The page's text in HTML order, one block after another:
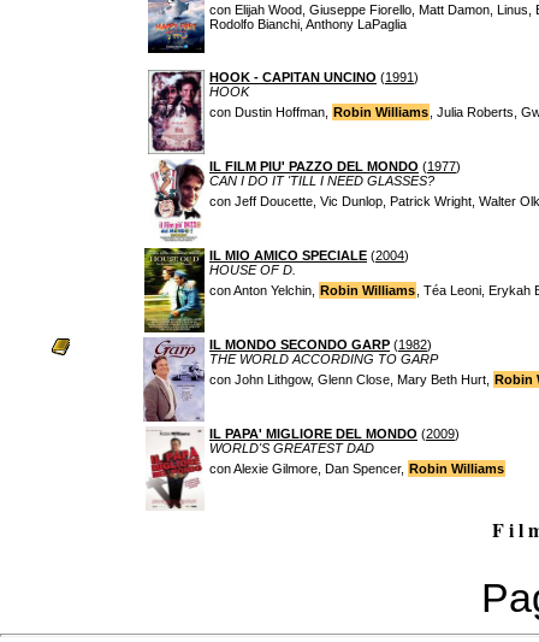
con Elijah Wood, Giuseppe Fiorello, Matt Damon,
Rodolfo Bianchi, Anthony LaPaglia
HOOK - CAPITAN UNCINO (1991)
HOOK
con Dustin Hoffman, Robin Williams , Julia Roberts,
IL FILM PIU' PAZZO DEL MONDO (1977)
CAN I DO IT 'TILL I NEED GLASSES?
con Jeff Doucette, Vic Dunlop, Patrick Wright, Walter
IL MIO AMICO SPECIALE (2004)
HOUSE OF D.
con Anton Yelchin, Robin Williams , Téa Leoni, Erykah
IL MONDO SECONDO GARP (1982)
THE WORLD ACCORDING TO GARP
con John Lithgow, Glenn Close, Mary Beth Hurt, Robin
IL PAPA' MIGLIORE DEL MONDO (2009)
WORLD'S GREATEST DAD
con Alexie Gilmore, Dan Spencer, Robin Williams
F i l